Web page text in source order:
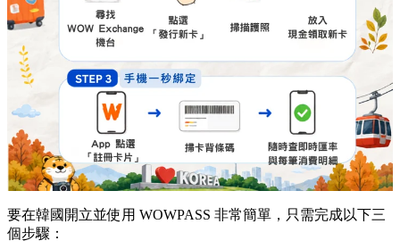
要在韓國開立並使用 WOWPASS 非常簡單，只需完成以下三
個步驟：